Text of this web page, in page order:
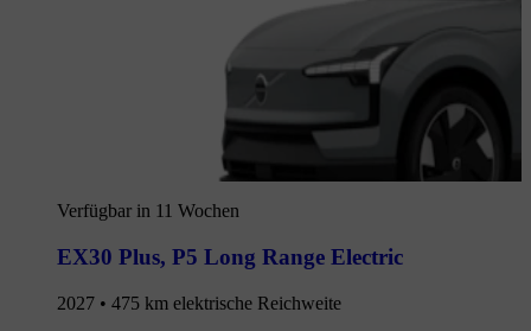
Verfügbar in 11 Wochen
EX30 Plus, P5 Long Range Electric
2027 • 475 km elektrische Reichweite